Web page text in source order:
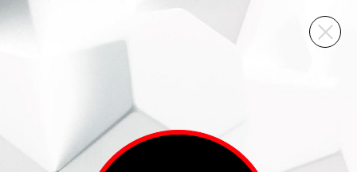
ВИННЫЙ СКЛАД